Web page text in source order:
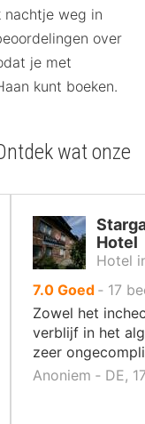
nachtje weg in
over
je met
kunt boeken.
wat onze
Hotel
Hotel
7.0uit
10
,
Goed ‐ 17
Zowel het
verblijf in het
zeer
Anoniem ‐ DE,